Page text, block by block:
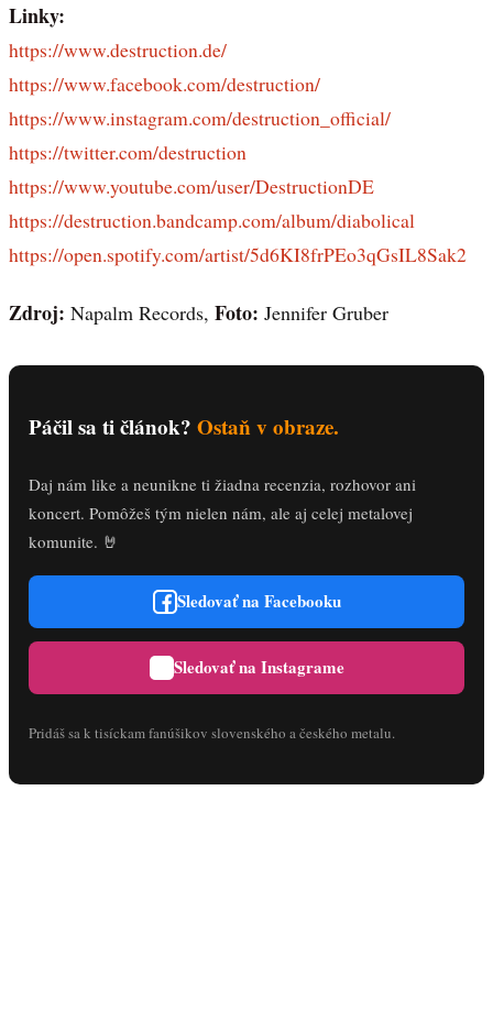
Linky:
https://www.destruction.de/
https://www.facebook.com/destruction/
https://www.instagram.com/destruction_official/
https://twitter.com/destruction
https://www.youtube.com/user/DestructionDE
https://destruction.bandcamp.com/album/diabolical
https://open.spotify.com/artist/5d6KI8frPEo3qGsIL8Sak2
Zdroj: Napalm Records, Foto: Jennifer Gruber
Páčil sa ti článok? Ostaň v obraze.
Daj nám like a neunikne ti žiadna recenzia, rozhovor ani
koncert. Pomôžeš tým nielen nám, ale aj celej metalovej
komunite. 🤘
Sledovať na Facebooku
Sledovať na Instagrame
Pridáš sa k tisíckam fanúšikov slovenského a českého metalu.